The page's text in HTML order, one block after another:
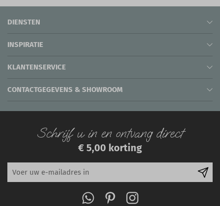
DIENSTEN
INSPIRATIE
KLANTENSERVICE
CONTACTGEGEVENS & SHOWROOM
Schrijf u in en ontvang direct
€ 5,00 korting